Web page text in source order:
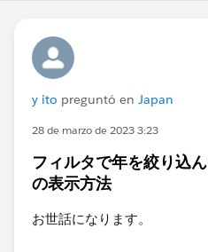
y ito preguntó en Japan
28 de marzo de 2023 3:23
フィルタで年を絞り込
の表示方法
お世話になります。